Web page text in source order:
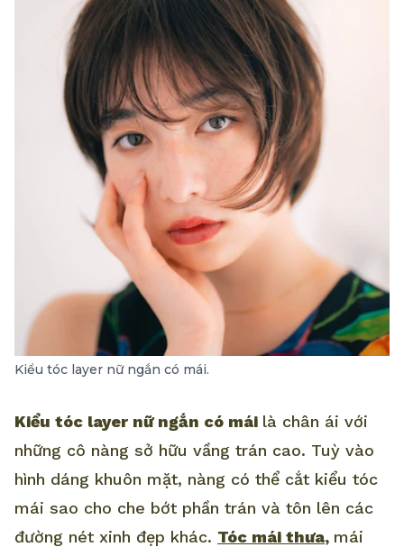
Kiểu tóc layer nữ ngắn có mái.
Kiểu tóc layer nữ ngắn có mái là chân ái với
những cô nàng sở hữu vầng trán cao. Tuỳ vào
hình dáng khuôn mặt, nàng có thể cắt kiểu tóc
mái sao cho che bớt phần trán và tôn lên các
đường nét xinh đẹp khác. Tóc mái thưa, mái